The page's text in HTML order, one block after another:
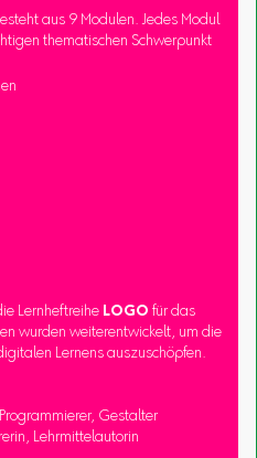
aus 9 Modulen. Jedes Modul
thematischen Schwerpunkt
Lernheftreihe LOGO für das
wurden weiterentwickelt, um die
Lernens auszuschöpfen.
Gestalter
Lehrmittelautorin